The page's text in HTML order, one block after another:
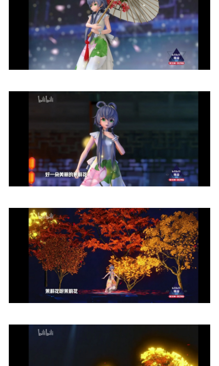
2 元 5 元 10 元
20 元 50 元 自定义
付费内容
¥ 6位以上
已有帐号？登录